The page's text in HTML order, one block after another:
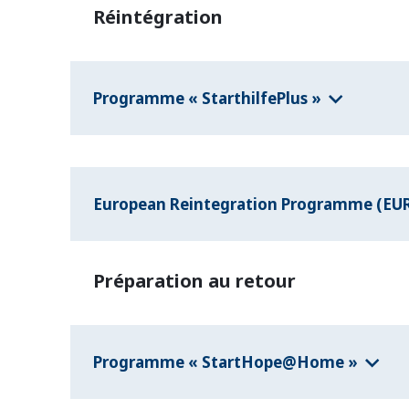
Réintégration
Programme « StarthilfePlus »
European Reintegration Programme
Préparation au retour
Programme « StartHope@Home »